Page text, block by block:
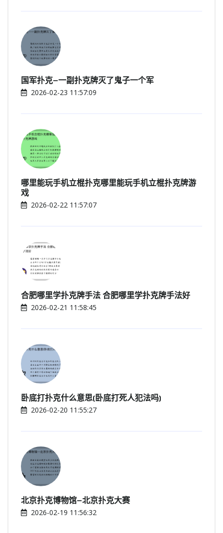
国军扑克—一副扑克牌灭了鬼子一个军
2026-02-23 11:57:09
哪里能玩手机立棍扑克哪里能玩手机立棍扑克牌游
戏
2026-02-22 11:57:07
合肥哪里学扑克牌手法 合肥哪里学扑克牌手法好
2026-02-21 11:58:45
卧底打扑克什么意思(卧底打死人犯法吗)
2026-02-20 11:55:27
北京扑克博物馆—北京扑克大赛
2026-02-19 11:56:32